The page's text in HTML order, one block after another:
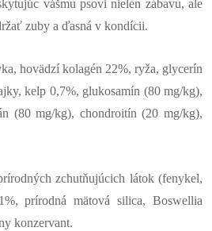
vášmu psovi nielen zábavu, ale
zuby a ďasná v kondícii.
hovädzí kolagén 22%, ryža, glycerín
kelp 0,7%, glukosamín (80 mg/kg),
(80 mg/kg), chondroitín (20 mg/kg),
zchutňujúcich látok (fenykel,
prírodná mätová silica, Boswellia
konzervant.